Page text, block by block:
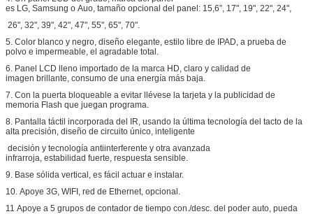
es LG, Samsung o Auo, tamaño opcional del panel: 15,6”, 17", 19", 22", 24",
26", 32", 39", 42", 47", 55", 65", 70".
5. Color blanco y negro, diseño elegante, estilo libre de IPAD, a prueba de
polvo e impermeable, el agradable total.
6. Panel LCD lleno importado de la marca HD, claro y calidad de
imagen brillante, consumo de una energía más baja.
7. Con la puerta bloqueable a evitar llévese la tarjeta y la publicidad de
memoria Flash que juegan programa.
8. Pantalla táctil incorporada del IR, usando la última tecnología del tacto de la
alta precisión, diseño de circuito único, inteligente
decisión y tecnología antiinterferente y otra avanzada
infrarroja, estabilidad fuerte, respuesta sensible.
9. Base sólida vertical, es fácil actuar e instalar.
10. Apoye 3G, WIFI, red de Ethernet, opcional.
11 Apoye a 5 grupos de contador de tiempo con./desc. del poder auto, pueda